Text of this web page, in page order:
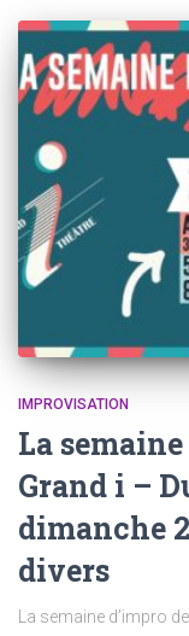
IMPROVISATION
La
Grand i –
dimanche
divers
La semaine d’impro